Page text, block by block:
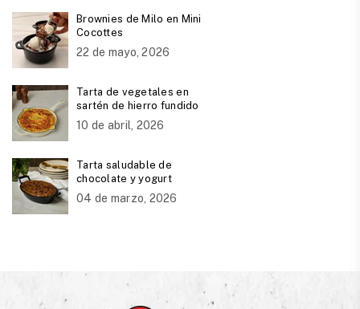
Brownies de Milo en Mini
Cocottes
22 de mayo, 2026
Tarta de vegetales en
sartén de hierro fundido
10 de abril, 2026
Tarta saludable de
chocolate y yogurt
04 de marzo, 2026